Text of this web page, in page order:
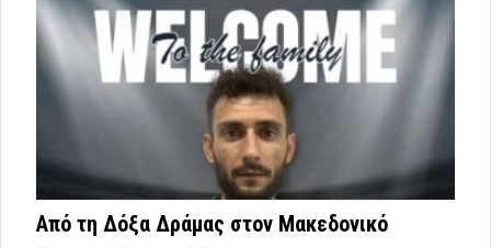
Από τη Δόξα Δράμας στον Μακεδονικό